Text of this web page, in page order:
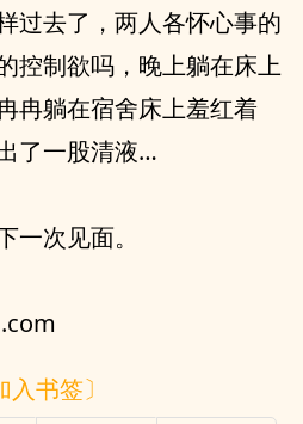
过去了，两人各怀心事的
控制欲吗，晚上躺在床上
冉躺在宿舍床上羞红着
了一股清液…
一次见面。
入书签〕